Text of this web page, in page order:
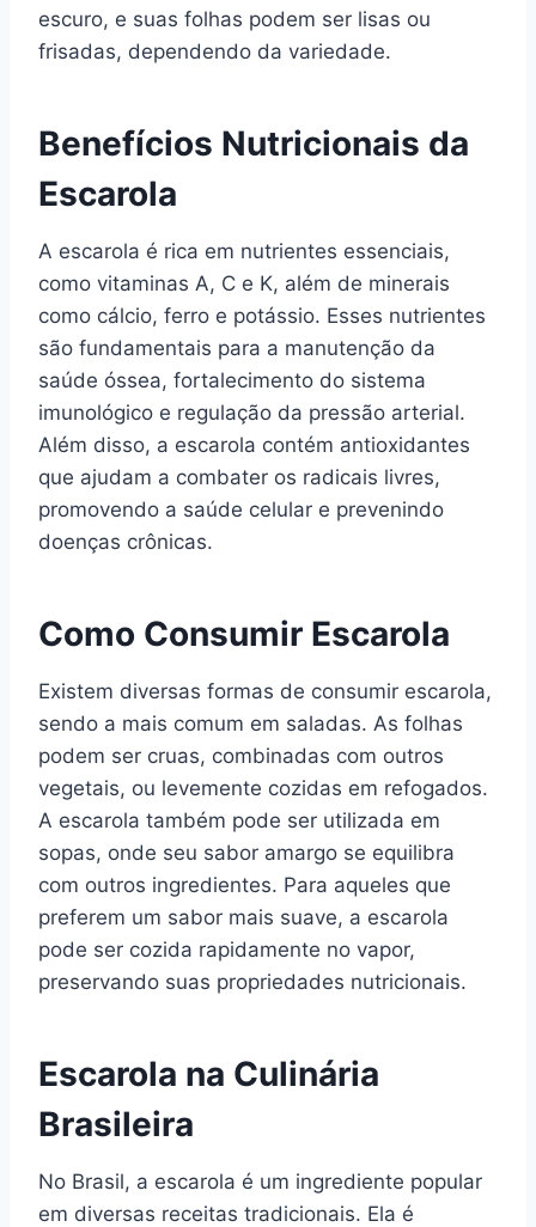
escuro, e suas folhas podem ser lisas ou
frisadas, dependendo da variedade.
Benefícios Nutricionais da
Escarola
A escarola é rica em nutrientes essenciais,
como vitaminas A, C e K, além de minerais
como cálcio, ferro e potássio. Esses nutrientes
são fundamentais para a manutenção da
saúde óssea, fortalecimento do sistema
imunológico e regulação da pressão arterial.
Além disso, a escarola contém antioxidantes
que ajudam a combater os radicais livres,
promovendo a saúde celular e prevenindo
doenças crônicas.
Como Consumir Escarola
Existem diversas formas de consumir escarola,
sendo a mais comum em saladas. As folhas
podem ser cruas, combinadas com outros
vegetais, ou levemente cozidas em refogados.
A escarola também pode ser utilizada em
sopas, onde seu sabor amargo se equilibra
com outros ingredientes. Para aqueles que
preferem um sabor mais suave, a escarola
pode ser cozida rapidamente no vapor,
preservando suas propriedades nutricionais.
Escarola na Culinária
Brasileira
No Brasil, a escarola é um ingrediente popular
em diversas receitas tradicionais. Ela é